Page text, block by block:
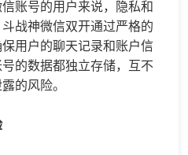
账号的用户来说，隐私和
战神微信双开通过严格的
用户的聊天记录和账户信
的数据都独立存储，互不
的风险。